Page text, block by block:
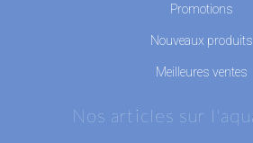
Promotions
Nouveaux produits
Meilleures ventes
Nos articles sur